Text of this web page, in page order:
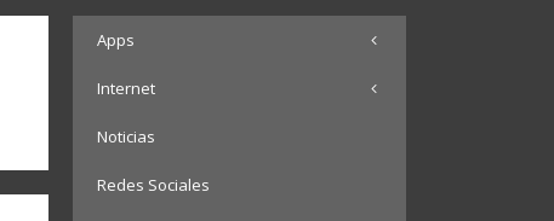
Apps
Internet
Noticias
Redes Sociales